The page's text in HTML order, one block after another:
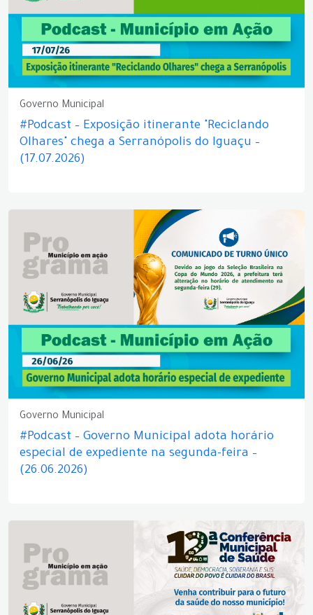
Governo Municipal
#Podcast – Exposição itinerante "Reciclando
Olhares" chega a Serranópolis do Iguaçu –
(17.07.2026)
Governo Municipal
#Podcast – Governo Municipal adota horário
especial de expediente na segunda-feira –
(26.06.2026)